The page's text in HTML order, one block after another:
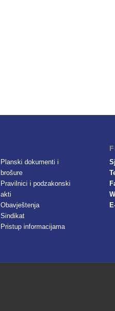
Planski dokumenti i
brošure
Pravilnici i podzakonski
akti
Obavještenja
Sindikat
Pristup informacijama